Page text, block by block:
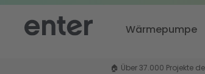
Wärmepumpe
🏠 Über 37.000 Projekte